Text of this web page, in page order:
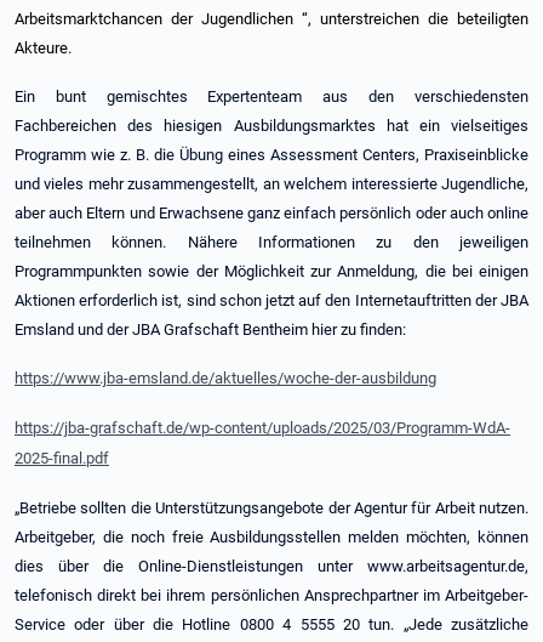
Arbeitsmarktchancen der Jugendlichen “, unterstreichen die beteiligten
Akteure.
Ein bunt gemischtes Expertenteam aus den verschiedensten
Fachbereichen des hiesigen Ausbildungsmarktes hat ein vielseitiges
Programm wie z. B. die Übung eines Assessment Centers, Praxiseinblicke
und vieles mehr zusammengestellt, an welchem interessierte Jugendliche,
aber auch Eltern und Erwachsene ganz einfach persönlich oder auch online
teilnehmen können. Nähere Informationen zu den jeweiligen
Programmpunkten sowie der Möglichkeit zur Anmeldung, die bei einigen
Aktionen erforderlich ist, sind schon jetzt auf den Internetauftritten der JBA
Emsland und der JBA Grafschaft Bentheim hier zu finden:
https://www.jba-emsland.de/aktuelles/woche-der-ausbildung
https://jba-grafschaft.de/wp-content/uploads/2025/03/Programm-WdA-
2025-final.pdf
„Betriebe sollten die Unterstützungsangebote der Agentur für Arbeit nutzen.
Arbeitgeber, die noch freie Ausbildungsstellen melden möchten, können
dies über die Online-Dienstleistungen unter www.arbeitsagentur.de,
telefonisch direkt bei ihrem persönlichen Ansprechpartner im Arbeitgeber-
Service oder über die Hotline 0800 4 5555 20 tun. „Jede zusätzliche